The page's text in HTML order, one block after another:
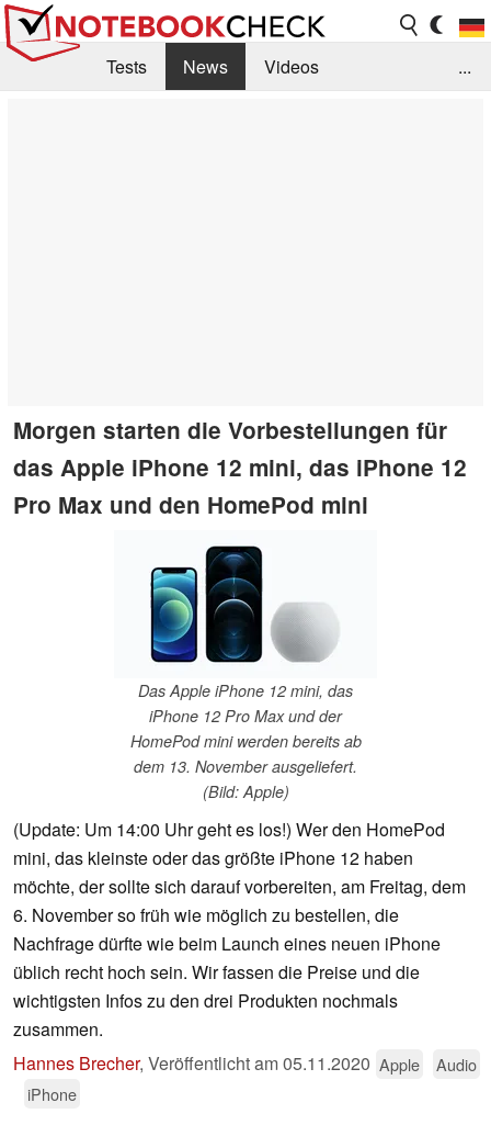
Tests News
Videos
...
Morgen starten die Vorbestellungen für
das Apple iPhone 12 mini, das iPhone 12
Pro Max und den HomePod mini
Das Apple iPhone 12 mini, das
iPhone 12 Pro Max und der
HomePod mini werden bereits ab
dem 13. November ausgeliefert.
(Bild: Apple)
(Update: Um 14:00 Uhr geht es los!) Wer den HomePod
mini, das kleinste oder das größte iPhone 12 haben
möchte, der sollte sich darauf vorbereiten, am Freitag, dem
6. November so früh wie möglich zu bestellen, die
Nachfrage dürfte wie beim Launch eines neuen iPhone
üblich recht hoch sein. Wir fassen die Preise und die
wichtigsten Infos zu den drei Produkten nochmals
zusammen.
Hannes Brecher, Veröffentlicht am05.11.2020 Apple
Audio
iPhone